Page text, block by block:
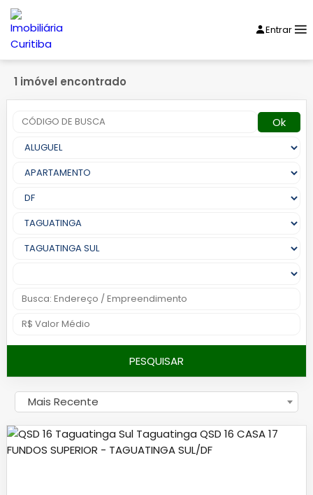
Entrar
1 imóvel encontrado
Ok
PESQUISAR
Mais Recente